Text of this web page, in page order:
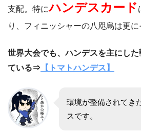
支配。特にハンデスカード
り、フィニッシャーの八咫烏は更に
世界大会でも、ハンデスを主にし
ている⇒ 【トマトハンデス】
環境が整備されてき
スです。